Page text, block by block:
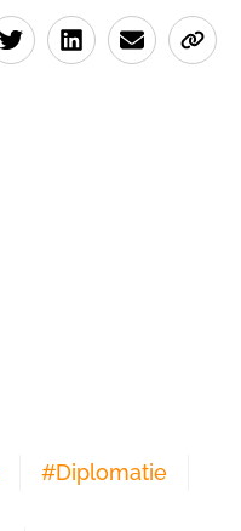
#Diplomatie